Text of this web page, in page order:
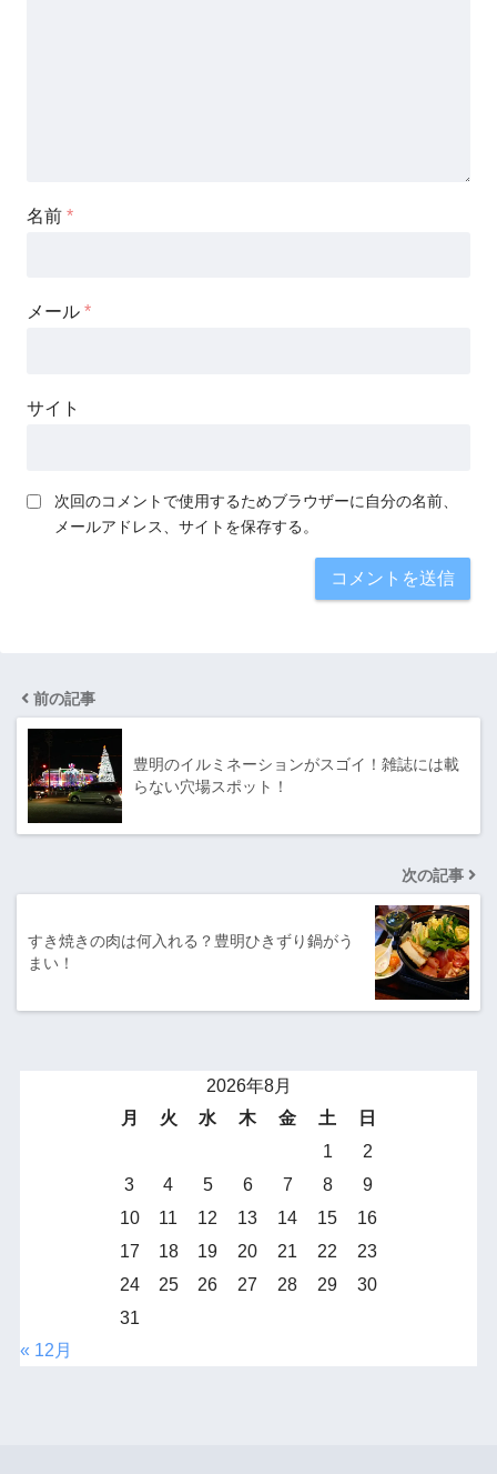
名前 *
メール *
サイト
次回のコメントで使用するためブラウザーに自分の名前、
メールアドレス、サイトを保存する。
前の記事
豊明のイルミネーションがスゴイ！雑誌には載
らない穴場スポット！
次の記事
すき焼きの肉は何入れる？豊明ひきずり鍋がう
まい！
2026年8月
月
火 水 木 金 土
日
1
2
3
4 5 6 7 8
9
10
11 12 13 14 15
16
17
18 19 20 21 22
23
24
25 26 27 28 29
30
31
« 12月